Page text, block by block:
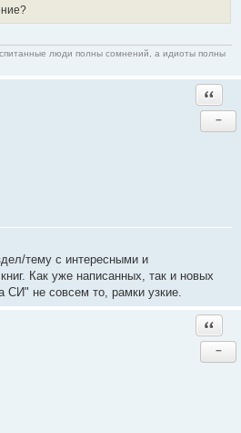
люди полны сомнений, а идиоты полны
−
тему с интересными и
Как уже написанных, так и новых
СИ" не совсем то, рамки узкие.
−